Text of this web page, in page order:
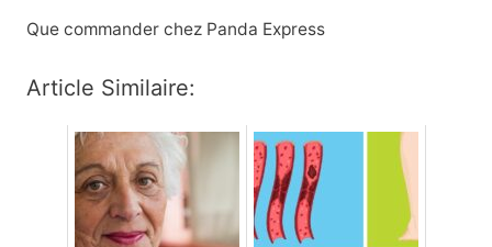
Que commander chez Panda Express
Article Similaire: